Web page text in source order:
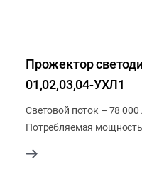
Прожектор
01,02,03,04-УХЛ1
Световой поток – 78 000
Потребляемая